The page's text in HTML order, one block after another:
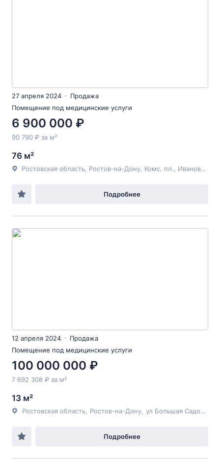
27 апреля 2024
Продажа
Помещение под медицинские услуги
6 900 000 ₽
90 790 ₽ за м²
76 м²
Ростовская область, Ростов-на-Дону, Комс. пл., Ивановского Комсомольская
Подробнее
12 апреля 2024
Продажа
Помещение под медицинские услуги
100 000 000 ₽
7 692 308 ₽ за м²
13 м²
Ростовская область Ростов-на-Дону ул Большая Садовая
Подробнее